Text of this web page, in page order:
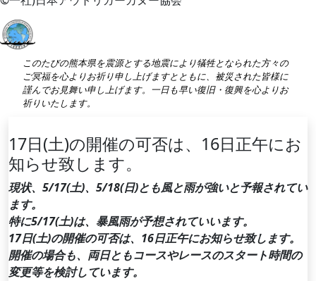
このたびの熊本県を震源とする地震により犠牲となられた方々の
ご冥福を心よりお祈り申し上げますとともに、被災された皆様に
謹んでお見舞い申し上げます。一日も早い復旧・復興を心よりお
祈りいたします。
17日(土)の開催の可否は、16日正午にお
知らせ致します。
現状、5/17(土)、5/18(日)とも風と雨が強いと予報されてい
ます。
特に5/17(土)は、暴風雨が予想されていいます。
17日(土)の開催の可否は、16日正午にお知らせ致します。
開催の場合も、両日ともコースやレースのスタート時間の
変更等を検討しています。